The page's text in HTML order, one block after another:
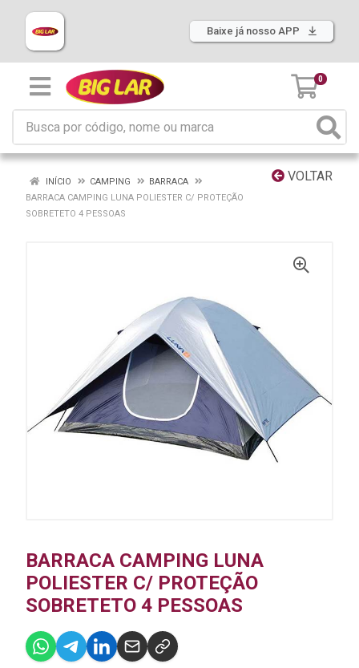
Baixe já nosso APP
0
VOLTAR
INÍCIO CAMPING
BARRACA
BARRACA CAMPING LUNA POLIESTER C/ PROTEÇÃO
SOBRETETO 4 PESSOAS
BARRACA CAMPING LUNA
POLIESTER C/ PROTEÇÃO
SOBRETETO 4 PESSOAS